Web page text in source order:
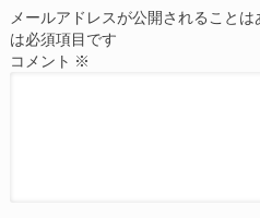
メールアドレスが公開されることは
は必須項目です
コメント ※